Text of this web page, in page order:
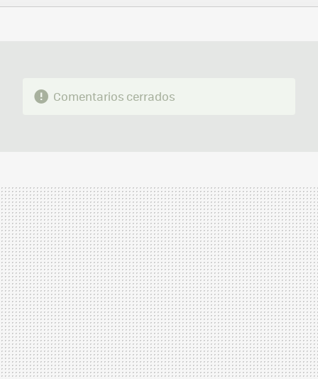
FACEBOOK
TWITTERFLIPBOARD
E-
WHATSAPP
Comentarios cerrados